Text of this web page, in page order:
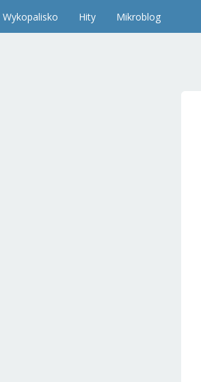
Wykopalisko Hity Mikroblog